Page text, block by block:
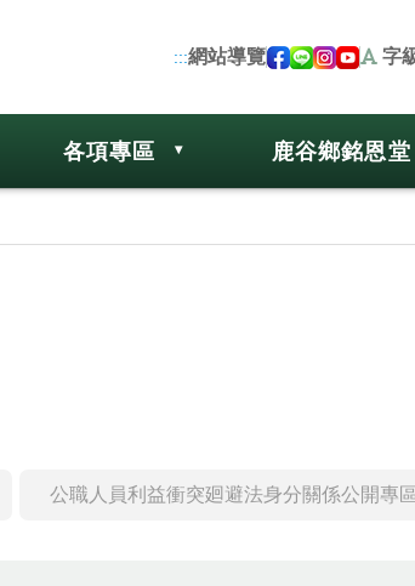
:::網站導覽 字
各項專區 鹿谷鄉銘恩堂
公職人員利益衝突廻避法身分關係公開專